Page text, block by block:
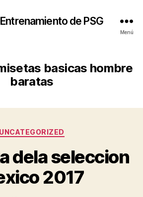
de PSG
Menú
basicas hombre
baratas
Categorías
UNCATEGORIZED
dela seleccion
2017